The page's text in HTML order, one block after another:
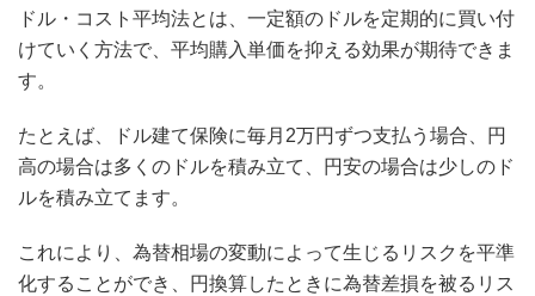
ドル・コスト平均法とは、一定額のドルを定期的に買い付
けていく方法で、平均購入単価を抑える効果が期待できま
す。
たとえば、ドル建て保険に毎月2万円ずつ支払う場合、円
高の場合は多くのドルを積み立て、円安の場合は少しのド
ルを積み立てます。
これにより、為替相場の変動によって生じるリスクを平準
化することができ、円換算したときに為替差損を被るリス